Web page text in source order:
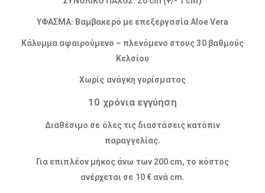
ΥΦΑΣΜΑ: Βαμβακερό με επεξεργασία Aloe Vera
Κάλυμμα αφαιρούμενο – πλενόμενο στους 30 βαθμούς
Κελσίου
Χωρίς ανάγκη γυρίσματος
10 χρόνια εγγύηση
Διαθέσιμο σε όλες τις διαστάσεις κατόπιν
παραγγελίας.
Για επιπλέον μήκος άνω των 200 cm, το κόστος
ανέρχεται σε 10 € ανά cm.